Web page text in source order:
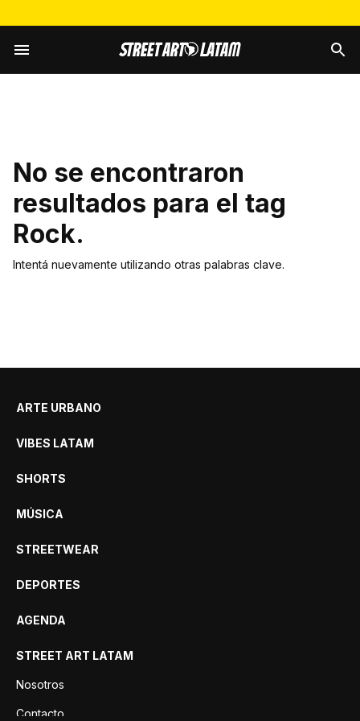
No se encontraron
resultados para el tag
Rock.
Intentá nuevamente utilizando otras palabras clave.
ARTE URBANO
VIBES LATAM
SHORTS
MÚSICA
STREETWEAR
DEPORTES
AGENDA
STREET ART LATAM
Nosotros
Contacto